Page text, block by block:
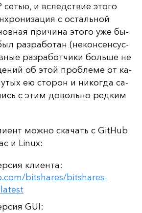
сетью, и вследс­твие это­го
с ос­таль­ной
при­чи­на это­го уже бы­
раз­ра­бо­тан (не­кон­сен­сус­
раз­ра­бот­чи­ки боль­ше не
об этой проб­ле­ме от ка­
ею сто­рон и ни­ког­да са­
с этим до­воль­но ред­ким
мож­но ска­чать с GitHub
и Linux:
клиента:
bitshares/bitshares-
GUI: